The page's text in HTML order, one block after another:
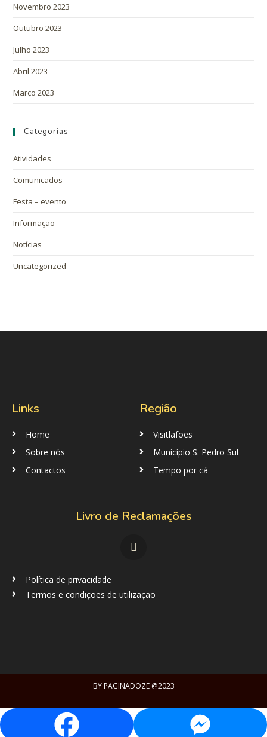
Novembro 2023
Outubro 2023
Julho 2023
Abril 2023
Março 2023
Categorias
Atividades
Comunicados
Festa – evento
Informação
Notícias
Uncategorized
Links
Home
Sobre nós
Contactos
Região
Visitlafoes
Município S. Pedro Sul
Tempo por cá
Livro de Reclamações
Política de privacidade
Termos e condições de utilização
BYPAGINADOZE@2023